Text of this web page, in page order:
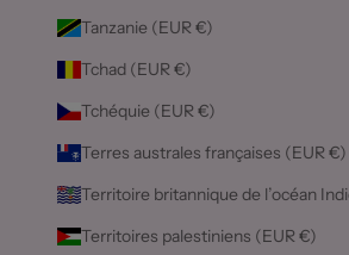
Tanzanie (EUR €)
Tchad (EUR €)
Tchéquie (EUR €)
Terres australes françaises (EUR €)
Territoire britannique de l’océan
Territoires palestiniens (EUR €)